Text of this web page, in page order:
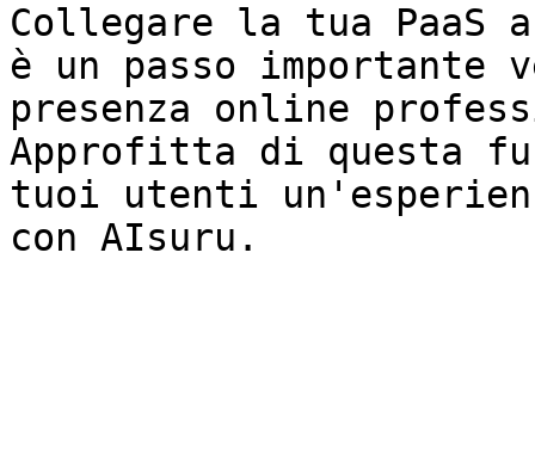
Collegare la tua PaaS
è un passo importante
presenza online
Approfitta di questa
tuoi utenti